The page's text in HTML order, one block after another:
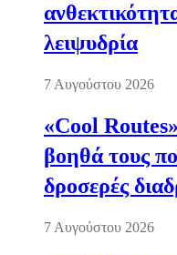
λειψυδρία
7 Αυγούστου 2026
«Cool
βοηθά τους
δροσερές
7 Αυγούστου 2026